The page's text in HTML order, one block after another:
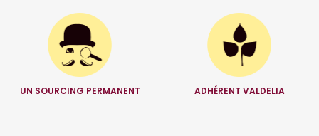
UN SOURCING PERMANENT ADHÉRENT VALDELIA